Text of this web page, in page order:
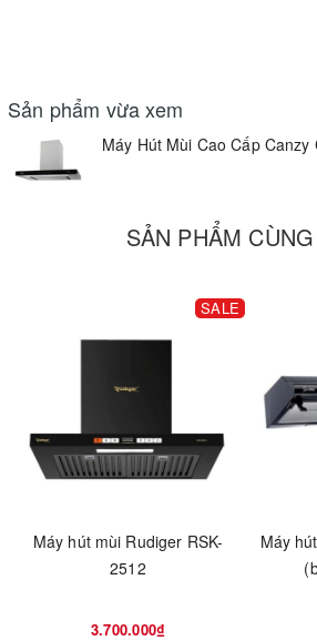
Sản phẩm vừa xem
Máy Hút Mùi Cao Cấp Canzy
SẢN PHẨM
SALE
Máy hút mùi Rudiger RSK-
2512
3.700.000₫
Máy